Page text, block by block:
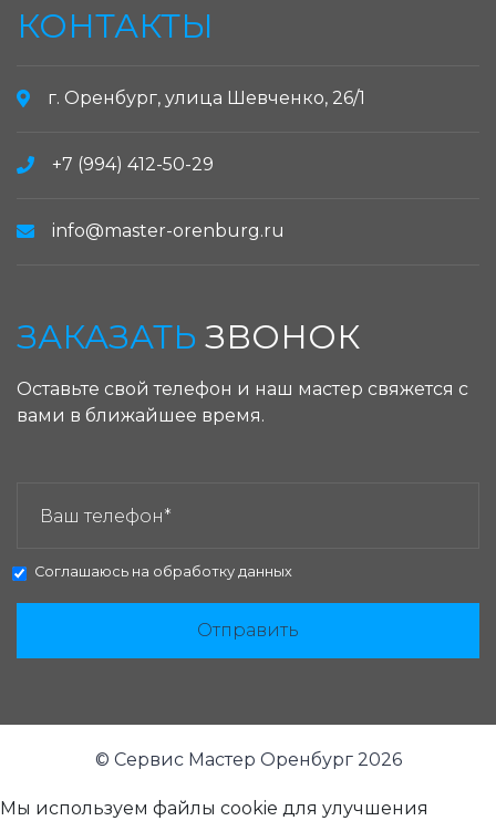
КОНТАКТЫ
г. Оренбург, улица Шевченко, 26/1
+7 (994) 412-50-29
info@master-orenburg.ru
ЗАКАЗАТЬ ЗВОНОК
Оставьте свой телефон и наш мастер свяжется с
вами в ближайшее время.
Соглашаюсь на обработку данных
Отправить
© Сервис Мастер Оренбург 2026
Мы используем файлы cookie для улучшения